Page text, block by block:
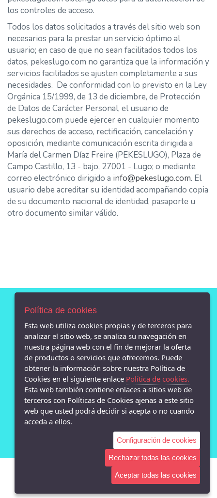
los controles de acceso.
Todos los datos solicitados a través del sitio web son
necesarios para la prestar un servicio óptimo al
usuario; en caso de que no sean facilitados todos los
datos, pekeslugo.com no garantiza que la información y
servicios facilitados se ajusten completamente a sus
necesidades. De conformidad con lo previsto en la Ley
Orgánica 15/1999, de 13 de diciembre, de Protección
de Datos de Carácter Personal, el usuario de
pekeslugo.com puede ejercer en cualquier momento
sus derechos de acceso, rectificación, cancelación y
oposición, mediante comunicación escrita dirigida a
María del Carmen Díaz Freire (PEKESLUGO), Plaza de
Campo Castillo, 13 - bajo, 27001 - Lugo; o mediante
correo electrónico dirigido a info@pekeslugo.com. El
usuario debe acreditar su identidad acompañando copia
de su documento nacional de identidad, pasaporte u
otro documento similar válido.
AVISO LEGAL
POLÍTICA DE COOKIES
ENVÍOS Y DEVOLUCIONES
POLÍTICA DE PRIVACIDAD
- Calle san Pedro 13 bajo, Lugo - 27001 (Lugo)
982872869
Política de cookies
Esta web utiliza cookies propias y de terceros para
analizar el sitio web, se analiza su navegación en
nuestra página web con el fin de mejorar la oferta
de productos o servicios que ofrecemos. Puede
obtener la información sobre nuestra Política de
Cookies en el siguiente enlace Política de cookies.
Esta web también contiene enlaces a sitios web de
terceros con Políticas de Cookies ajenas a este sitio
web que usted podrá decidir si acepta o no cuando
acceda a ellos.
Configuración de cookies
Rechazar todas las cookies
Aceptar todas las cookies